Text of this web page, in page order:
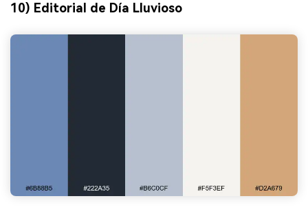
10) Editorial de Día Lluvioso